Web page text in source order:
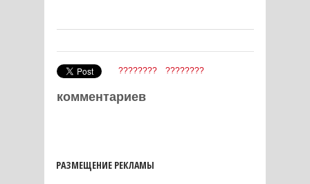
???????? ????????
комментариев
РАЗМЕЩЕНИЕ РЕКЛАМЫ